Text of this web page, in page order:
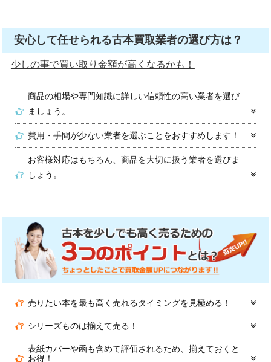
安心して任せられる古本買取業者の選び方は？
少しの事で買い取り金額が高くなるかも！
商品の相場や専門知識に詳しい信頼性の高い業者を選び
ましょう。
費用・手間が少ない業者を選ぶことをおすすめします！
お客様対応はもちろん、商品を大切に扱う業者を選びま
しょう。
売りたい本を最も高く売れるタイミングを見極める！
シリーズものは揃えて売る！
表紙カバーや函も含めて評価されるため、揃えておくと
お得！